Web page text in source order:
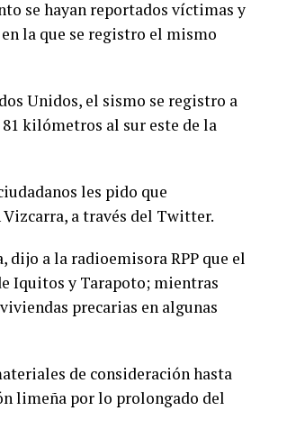
se hayan reportados víctimas y
la que se registro el mismo
Unidos, el sismo se registro a
kilómetros al sur este de la
les pido que
a través del Twitter.
dijo a la radioemisora RPP que el
Iquitos y Tarapoto; mientras
precarias en algunas
de consideración hasta
limeña por lo prolongado del